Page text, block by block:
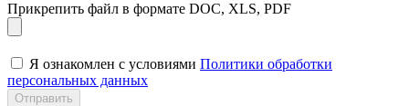
Прикрепить файл в формате DOC, XLS, PDF
Я ознакомлен с условиями Политики обработки
персональных данных
Отправить